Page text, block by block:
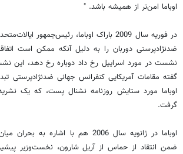
اوباما امن‌تر از همیشه باشد. "
در فوریه سال 2009 باراک اوباما، رئیس‌جمهور
ضدنژاد‌پرستی دوربان را به دلیل آنکه ممکن است
نشست در مورد اسراییل رخ داد دوباره رخ دهد، این
گفته مقامات آمریکایی کنفرانس جهانی ضدنژاد‌پرستی
اوباما مورد ستایش روزنامه نشنال پست، که یک
گرفت.
اوباما در ژانویه سال 2006 هم با اشاره
ضمن انتقاد از حماس از آریل شارون، نخست‌وزیر